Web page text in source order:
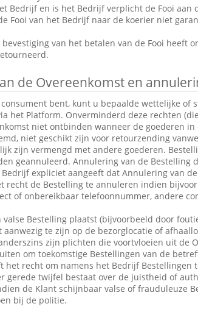
Bedrijf en is het Bedrijf verplicht de Fooi aan
Fooi van het Bedrijf naar de koerier niet
van het betalen van de Fooi heeft
de Overeenkomst en
consument bent, kunt u bepaalde wettelijke of
het Platform. Onverminderd deze rechten
niet ontbinden wanneer de goederen
niet geschikt zijn voor retourzending
zijn vermengd met andere goederen.
geannuleerd. Annulering van de Bestelling
expliciet aangeeft dat Annulering van
recht de Bestelling te annuleren indien
of onbereikbaar telefoonnummer, andere
Bestelling plaatst (bijvoorbeeld door
te zijn op de bezorglocatie of
zijn plichten die voortvloeien uit de
om toekomstige Bestellingen van de
het recht om namens het Bedrijf Bestellingen
gerede twijfel bestaat over de juistheid of
de Klant schijnbaar valse of frauduleuze
bij de politie.